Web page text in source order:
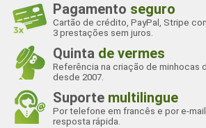
Pagamento seguro
Cartão de crédito, PayPal, Stripe
3 prestações sem juros.
Quinta de vermes
Referência na criação de
desde 2007.
Suporte multilingue
Por telefone em francês e por e-
resposta rápida.